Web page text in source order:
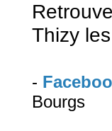
Thizy
-
Bourgs